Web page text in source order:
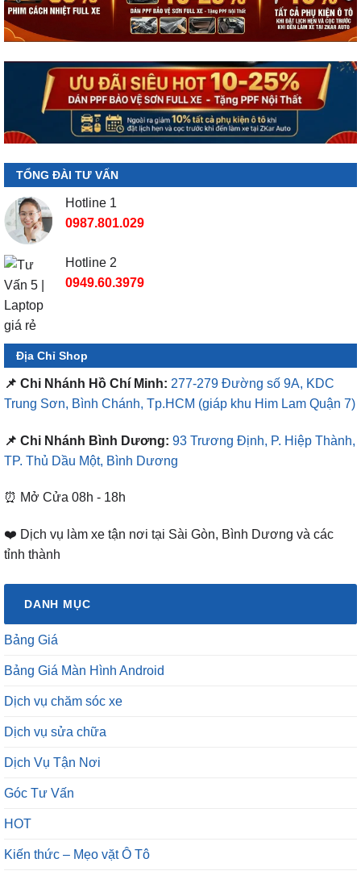
TỔNG ĐÀI TƯ VẤN
Hotline 1
0987.801.029
Hotline 2
0949.60.3979
Địa Chỉ Shop
📌 Chi Nhánh Hồ Chí Minh: 277-279 Đường số 9A, KDC
Trung Sơn, Bình Chánh, Tp.HCM (giáp khu Him Lam Quận 7)
📌 Chi Nhánh Bình Dương: 93 Trương Định, P. Hiệp Thành,
TP. Thủ Dầu Một, Bình Dương
⏰ Mở Cửa 08h - 18h
❤️ Dịch vụ làm xe tận nơi tại Sài Gòn, Bình Dương và các
tỉnh thành
DANH MỤC
Bảng Giá
Bảng Giá Màn Hình Android
Dịch vụ chăm sóc xe
Dịch vụ sửa chữa
Dịch Vụ Tận Nơi
Góc Tư Vấn
HOT
Kiến thức – Mẹo vặt Ô Tô